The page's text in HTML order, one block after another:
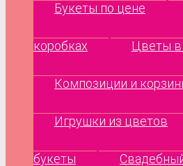
Букеты по цене
коробках Цветы
Композиции и
Игрушки из цветов
букеты